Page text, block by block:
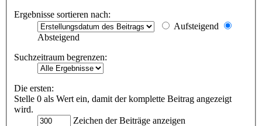
Ergebnisse sortieren nach:
Aufsteigend
Absteigend
Suchzeitraum begrenzen:
Die ersten:
Stelle 0 als Wert ein, damit der komplette Beitrag angezeigt
wird.
Zeichen der Beiträge anzeigen